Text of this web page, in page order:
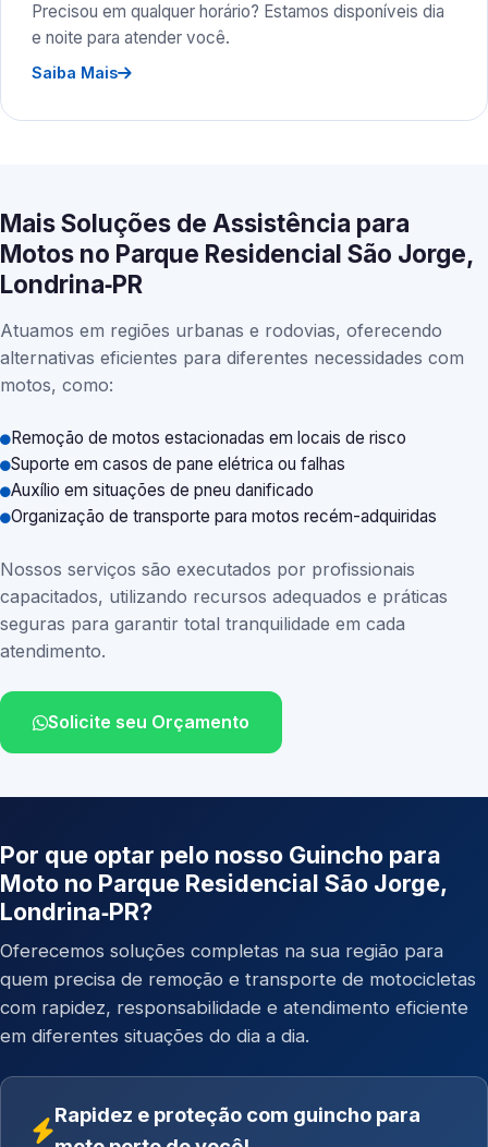
Precisou em qualquer horário? Estamos disponíveis dia
e noite para atender você.
Saiba Mais
Mais Soluções de Assistência para
Motos no Parque Residencial São Jorge,
Londrina‑PR
Atuamos em regiões urbanas e rodovias, oferecendo
alternativas eficientes para diferentes necessidades com
motos, como:
Remoção de motos estacionadas em locais de risco
Suporte em casos de pane elétrica ou falhas
Auxílio em situações de pneu danificado
Organização de transporte para motos recém-adquiridas
Nossos serviços são executados por profissionais
capacitados, utilizando recursos adequados e práticas
seguras para garantir total tranquilidade em cada
atendimento.
Solicite seu Orçamento
Por que optar pelo nosso Guincho para
Moto no Parque Residencial São Jorge,
Londrina‑PR?
Oferecemos soluções completas na sua região para
quem precisa de remoção e transporte de motocicletas
com rapidez, responsabilidade e atendimento eficiente
em diferentes situações do dia a dia.
Rapidez e proteção com guincho para